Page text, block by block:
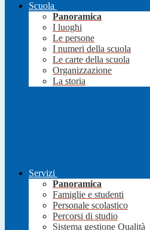
Scuola
Panoramica
I luoghi
Le persone
I numeri della scuola
Le carte della scuola
Organizzazione
La storia
Servizi
Panoramica
Famiglie e studenti
Personale scolastico
Percorsi di studio
Sistema gestione Qualità